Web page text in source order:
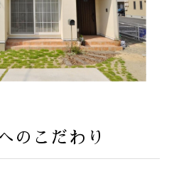
のこだわり